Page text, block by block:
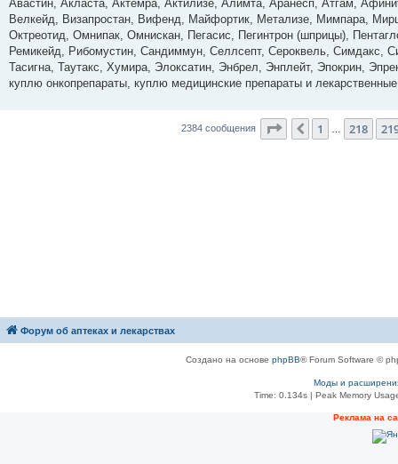
щ
е
и
е
Авастин, Акласта, Актемра, Актилизе, Алимта, Аранесп, Атгам,
Велкейд, Визапростан, Вифенд, Майфортик, Метализе, Мимпара,
Октреотид, Омнипак, Омнискан, Пегасис, Пегинтрон (шприцы),
Ремикейд, Рибомустин, Сандиммун, Селлсепт, Сероквель, Симдакс,
Тасигна, Таутакс, Хумира, Элоксатин, Энбрел, Энплейт, Эпокрин,
куплю онкопрепараты, куплю медицинские препараты и
2384 сообщения Страница 220из
Пред.
1 218
Форум об аптеках и лекарствах
Создано на основе phpBB® Forum Software ©
Моды и
Time: 0.134s| Peak Memory
Рeклама на